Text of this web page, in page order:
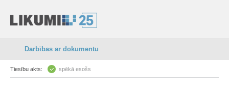
Darbības ar dokumentu
Tiesību akts: spēkā esošs